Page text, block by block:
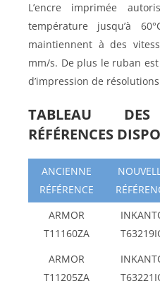
L’encre imprimée
température jusqu’à
maintiennent à des
mm/s. De plus le ruban
d’impression de
TABLEAU
RÉFÉRENCES
ANCIENNE
RÉFÉRENCE
ARMOR
T11160ZA
ARMOR
T11205ZA